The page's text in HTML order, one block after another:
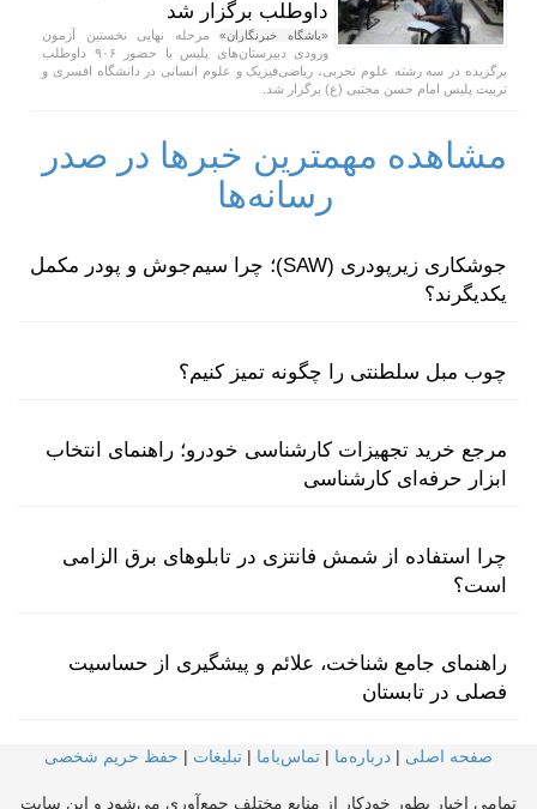
داوطلب برگزار شد
«باشگاه خبرنگاران»مرحله نهایی نخستین آزمون
ورودی دبیرستان‌های پلیس با حضور ۹۰۶ داوطلب
برگزیده در سه رشته علوم تجربی، ریاضی‌فیزیک و علوم انسانی در دانشگاه افسری و
تربیت پلیس امام حسن مجتبی (ع) برگزار شد.
مشاهده مهمترین خبرها در صدر
رسانه‌ها
جوشکاری زیرپودری (SAW)؛ چرا سیم‌جوش و پودر مکمل
یکدیگرند؟
چوب مبل سلطنتی را چگونه تمیز کنیم؟
مرجع خرید تجهیزات کارشناسی خودرو؛ راهنمای انتخاب
ابزار حرفه‌ای کارشناسی
چرا استفاده از شمش فانتزی در تابلوهای برق الزامی
است؟
راهنمای جامع شناخت، علائم و پیشگیری از حساسیت
فصلی در تابستان
صفحه اصلی | درباره‌ما | تماس‌با‌ما | تبلیغات | حفظ حریم شخصی
تمامی اخبار بطور خودکار از منابع مختلف جمع‌آوری می‌شود و این سایت